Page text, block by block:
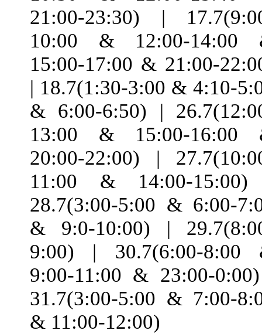
21:00-23:30) |
10:00 & 12:00-14:00
15:00-17:00 & 21:00-
| 18.7(1:30-3:00 & 4:10-
& 6:00-6:50) |
13:00 & 15:00-16:00
20:00-22:00) |
11:00 & 14:00-
28.7(3:00-5:00 & 6:00-
& 9:0-10:00) |
9:00) | 30.7(6:00-8:00
9:00-11:00 & 23:00-
31.7(3:00-5:00 & 7:00-
& 11:00-12:00)